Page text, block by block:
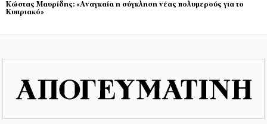
Κώστας Μαυρίδης: «Αναγκαία η σύγκληση νέας πολυμερούς για το
Κυπριακό»